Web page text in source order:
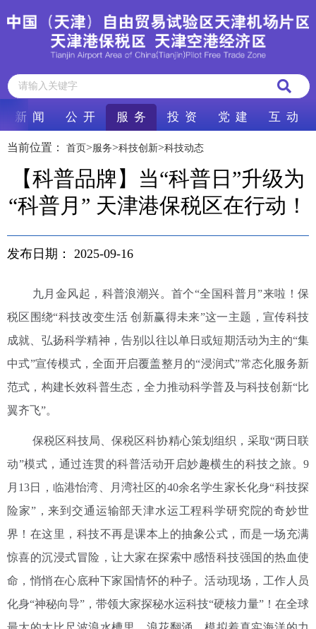
新 闻 公 开 服 务 投 资 党 建 互 动
当前位置： 首页>服务>科技创新>科技动态
【科普品牌】当“科普日”升级为
“科普月” 天津港保税区在行动！
发布日期： 2025-09-16
九月金风起，科普浪潮兴。首个“全国科普月”来啦！保
税区围绕“科技改变生活 创新赢得未来”这一主题，宣传科技
成就、弘扬科学精神，告别以往以单日或短期活动为主的“集
中式”宣传模式，全面开启覆盖整月的“浸润式”常态化服务新
范式，构建长效科普生态，全力推动科学普及与科技创新“比
翼齐飞”。
保税区科技局、保税区科协精心策划组织，采取“两日联
动”模式，通过连贯的科普活动开启妙趣横生的科技之旅。9
月13日，临港怡湾、月湾社区的40余名学生家长化身“科技探
险家”，来到交通运输部天津水运工程科学研究院的奇妙世
界！在这里，科技不再是课本上的抽象公式，而是一场充满
惊喜的沉浸式冒险，让大家在探索中感悟科技强国的热血使
命，悄悄在心底种下家国情怀的种子。活动现场，工作人员
化身“神秘向导”，带领大家探秘水运科技“硬核力量”！在全球